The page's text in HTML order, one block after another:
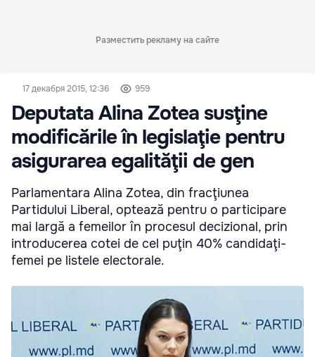
Разместить рекламу на сайте
17 декабря 2015, 12:36 959
Deputata Alina Zotea susţine
modificările în legislaţie pentru
asigurarea egalităţii de gen
Parlamentara Alina Zotea, din fracţiunea
Partidului Liberal, optează pentru o participare
mai largă a femeilor în procesul decizional, prin
introducerea cotei de cel puţin 40% candidaţi-
femei pe listele electorale.